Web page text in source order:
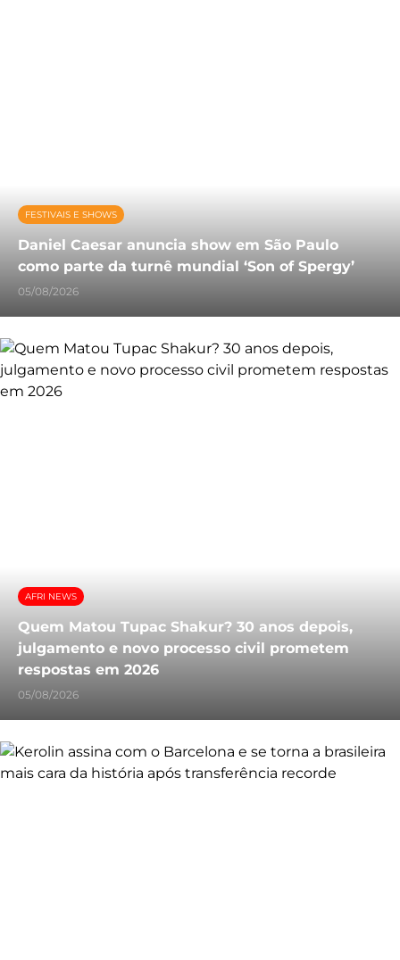
FESTIVAIS E SHOWS
Daniel Caesar anuncia show em São Paulo
como parte da turnê mundial ‘Son of Spergy’
05/08/2026
AFRI NEWS
Quem Matou Tupac Shakur? 30 anos depois,
julgamento e novo processo civil prometem
respostas em 2026
05/08/2026